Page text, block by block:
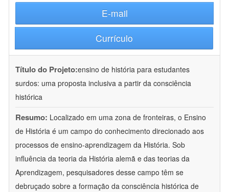
E-mail
Currículo
Título do Projeto:ensino de história para estudantes
surdos: uma proposta inclusiva a partir da consciência
histórica
Resumo: Localizado em uma zona de fronteiras, o Ensino
de História é um campo do conhecimento direcionado aos
processos de ensino-aprendizagem da História. Sob
influência da teoria da História alemã e das teorias da
Aprendizagem, pesquisadores desse campo têm se
debruçado sobre a formação da consciência histórica de